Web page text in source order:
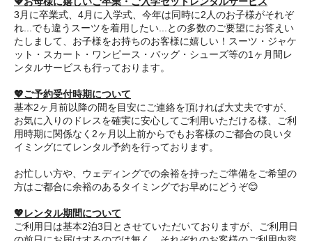
3月に卒業式、4月に入学式、今年は同時に2人のお子様がそれぞ
れ...でも違うスーツを着用したい...との多数のご要望にお答えい
たしまして、お子様をお持ちのお客様に嬉しい！スーツ・ジャケ
ット・スカート・ワンピース・バッグ・シューズ等の1ヶ月間レ
ンタルサービスも行っております。
💖ご予約受付時期について
基本2ヶ月前以降の間を目安にご連絡を頂ければ大丈夫ですが、
お気に入りのドレスを確実に安心してご利用いただける様、ご利
用時期に関係なく2ヶ月以上前からでもお客様のご都合の良いタ
イミングにてレンタル予約を行っております。
お忙しい方や、ウェディングでの余裕を持ったご準備をご希望の
方はご都合に余裕のあるタイミングでお早めにどうぞ😊
💖レンタル期間について
ご利用日は基本2泊3日とさせていただいておりますが、ご利用日